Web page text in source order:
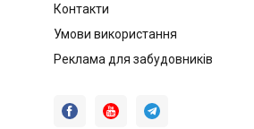
Контакти
Умови використання
Реклама для забудовників
  